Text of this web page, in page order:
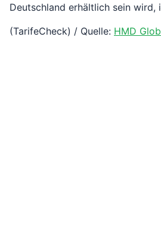
Deutschland erhältlich sein wird,
(TarifeCheck) / Quelle: HMD